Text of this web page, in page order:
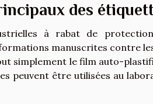
des
à rabat de
manuscrites contre
simplement le film auto-
peuvent être utilisées au